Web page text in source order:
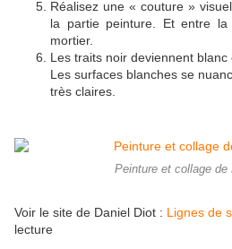
Réalisez une « couture »
la partie peinture. Et entre
mortier.
Les traits noir deviennent
Les surfaces blanches se
très claires.
Peinture et collage de
Voir le site de Daniel Diot : Lignes de
lecture